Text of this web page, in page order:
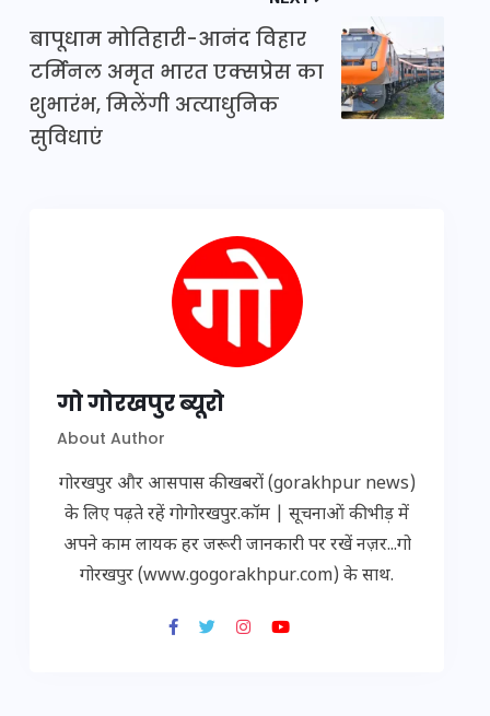
बापूधाम मोतिहारी-आनंद विहार
टर्मिनल अमृत भारत एक्सप्रेस का
शुभारंभ, मिलेंगी अत्याधुनिक
सुविधाएं
गो गोरखपुर ब्यूरो
About Author
गोरखपुर और आसपास की खबरों (gorakhpur news)
के लिए पढ़ते रहें गोगोरखपुर.कॉम | सूचनाओं की भीड़ में
अपने काम लायक हर जरूरी जानकारी पर रखें नज़र...गो
गोरखपुर (www.gogorakhpur.com) के साथ.